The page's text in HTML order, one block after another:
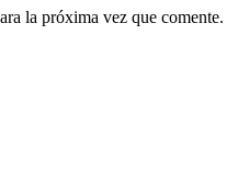
la próxima vez que comente.